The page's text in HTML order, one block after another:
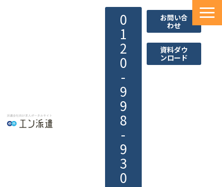
0
1
2
0
-
9
9
8
-
9
3
0
お問い合
わせ
資料ダウ
ンロード